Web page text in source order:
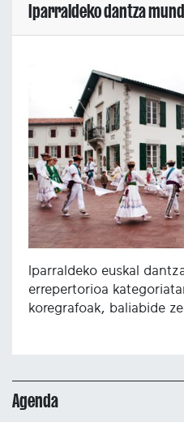
Iparraldeko dantza
Iparraldeko euskal
errepertorioa
koregrafoak, baliabide
Agenda